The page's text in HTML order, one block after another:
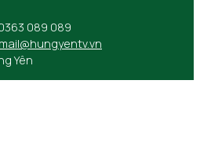
089 089
mail@hungyentv.vn
Yên